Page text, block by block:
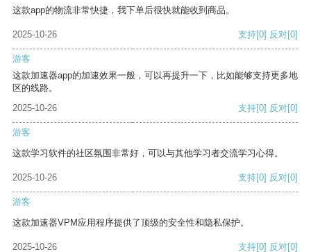
这款app的物流非常快捷，我下单后很快就能收到商品。
2025-10-26 支持[0] 反对[0]
游客
这款加速器app的加速效果一般，可以再提升一下，比如能够支持更多地
区的线路。
2025-10-26
支持[0] 反对[0]
游客
这款学习软件的社区氛围非常好，可以与其他学习者交流学习心得。
2025-10-26 支持[0] 反对[0]
游客
这款加速器VPM应用程序提供了顶级的安全性和隐私保护。
2025-10-26 支持[0] 反对[0]